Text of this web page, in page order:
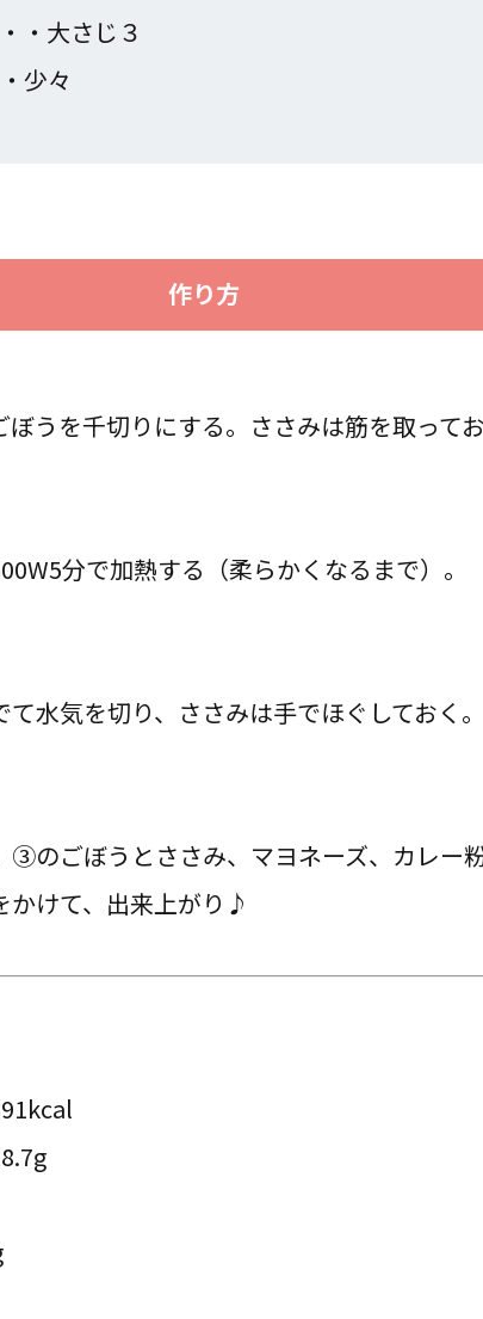
・大さじ３
少々
作り方
うを千切りにする。ささみは筋を取ってお
分で加熱する（柔らかくなるまで）。
水気を切り、ささみは手でほぐしておく。
のごぼうとささみ、マヨネーズ、カレー
かけて、出来上がり♪